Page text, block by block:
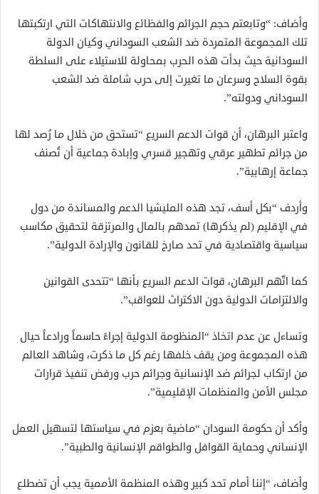
وأضاف: “وتابعتم حجم الجرائم والفظائع والانتهاكات التي ارتكبتها
تلك المجموعة المتمردة ضد الشعب السوداني وكيان الدولة
السودانية حيث بدأت هذه الحرب بمحاولة للاستيلاء على السلطة
بقوة السلاح وسرعان ما تغيرت إلى حرب شاملة ضد الشعب
السوداني ودولته”.
واعتبر البرهان، أن قوات الدعم السريع “تستحق من خلال ما رُصد لها
من جرائم تطهير عرقي وتهجير قسري وإبادة جماعية أن تُصنف
جماعة إرهابية”.
وأردف “بكل أسف، تجد هذه المليشيا الدعم والمساندة من دول
في الإقليم (لم يذكرها) تمدهم بالمال والمرتزقة لتحقيق مكاسب
سياسية واقتصادية في تحد صارخ للقانون والإرادة الدولية”.
كما اتّهم البرهان، قوات الدعم السريع بأنها “تتحدى القوانين
والالتزامات الدولية دون الاكتراث للعواقب”.
وتساءل عن عدم اتخاذ “المنظومة الدولية إجراءً حاسماً ورادعاً حيال
هذه المجموعة ومن يقف خلفها رغم كل ما ذكرت، وشاهد العالم
من ارتكاب لجرائم ضد الإنسانية وجرائم حرب ورفض تنفيذ قرارات
مجلس الأمن والمنظمات الإقليمية”.
وأكد أن حكومة السودان “ماضية بعزم في سياستها لتسهيل العمل
الإنساني وحماية القوافل والطواقم الإنسانية والطبية”.
وأضاف، “إننا أمام تحد كبير وهذه المنظمة الأممية يجب أن تضطلع